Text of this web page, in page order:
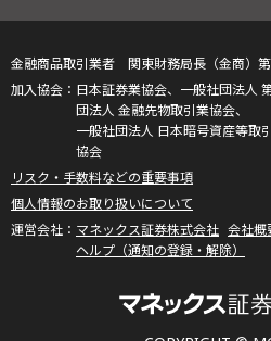
金融商品取引業者 関東財務局長（金商）
日本証券業協会、一般社団法人
団法人 金融先物取引業協会、
一般社団法人 日本暗号資産等取
協会
リスク・手数料などの重要事項
個人情報のお取り扱いについて
マネックス証券株式会社 会社概
ヘルプ（通知の登録・解除）